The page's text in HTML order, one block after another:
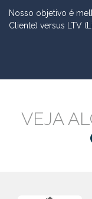
Nosso objetivo é
Cliente) versus LTV
VEJA